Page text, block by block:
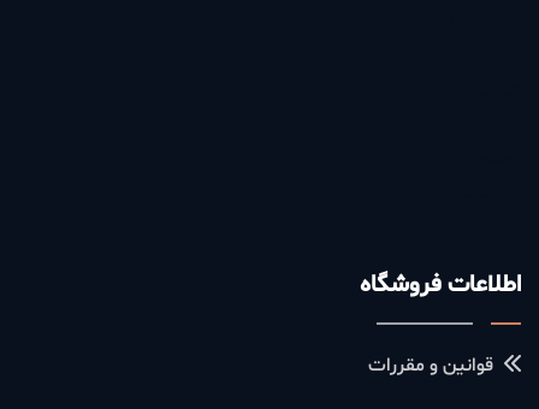
اطلاعات فروشگاه
قوانین و مقررات